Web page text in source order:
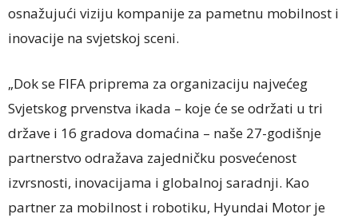
osnažujući viziju kompanije za pametnu mobilnost i
inovacije na svjetskoj sceni.
„Dok se FIFA priprema za organizaciju najvećeg
Svjetskog prvenstva ikada – koje će se održati u tri
države i 16 gradova domaćina – naše 27-godišnje
partnerstvo odražava zajedničku posvećenost
izvrsnosti, inovacijama i globalnoj saradnji. Kao
partner za mobilnost i robotiku, Hyundai Motor je